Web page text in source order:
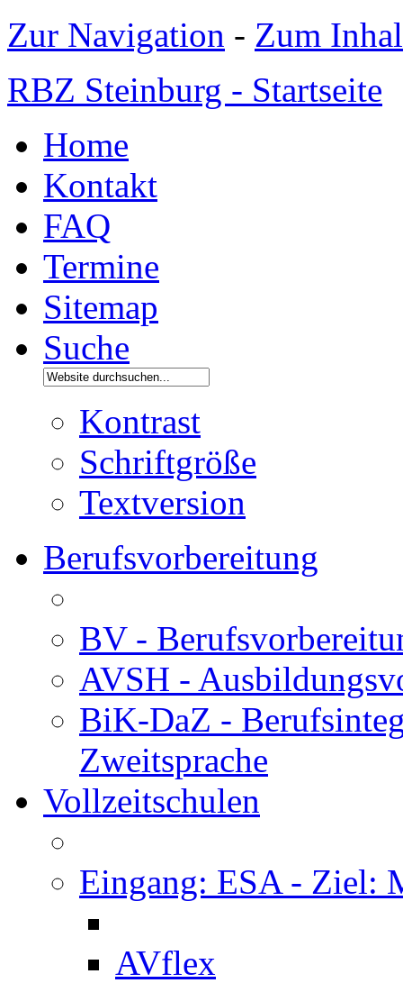
Zur Navigation - Zum
RBZ Steinburg - Startseite
Home
Kontakt
FAQ
Termine
Sitemap
Suche
Kontrast
Schriftgröße
Textversion
Berufsvorbereitung
BV -
AVSH -
BiK-DaZ -
Zweitsprache
Vollzeitschulen
Eingang: ESA - Ziel:
AVflex